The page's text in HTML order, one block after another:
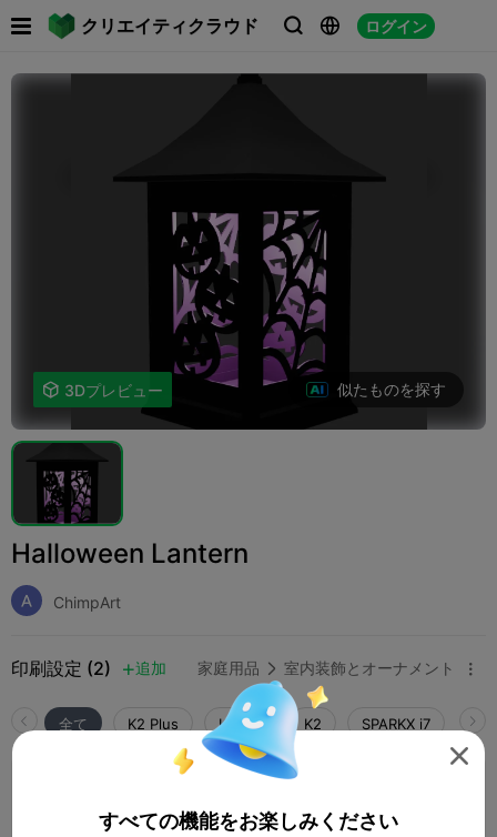
クリエイティクラウド   ログイン
 
 3Dプレビュー 似たものを探す
Halloween Lantern
ChimpArt
印刷設定 (2) 追加 家庭用品  室内装飾とオーナメント 
全て K2 Plus K2 Pro K2 SPARKX i7
著者  03h 54m  1 プレート 

すべての機能をお楽しみください